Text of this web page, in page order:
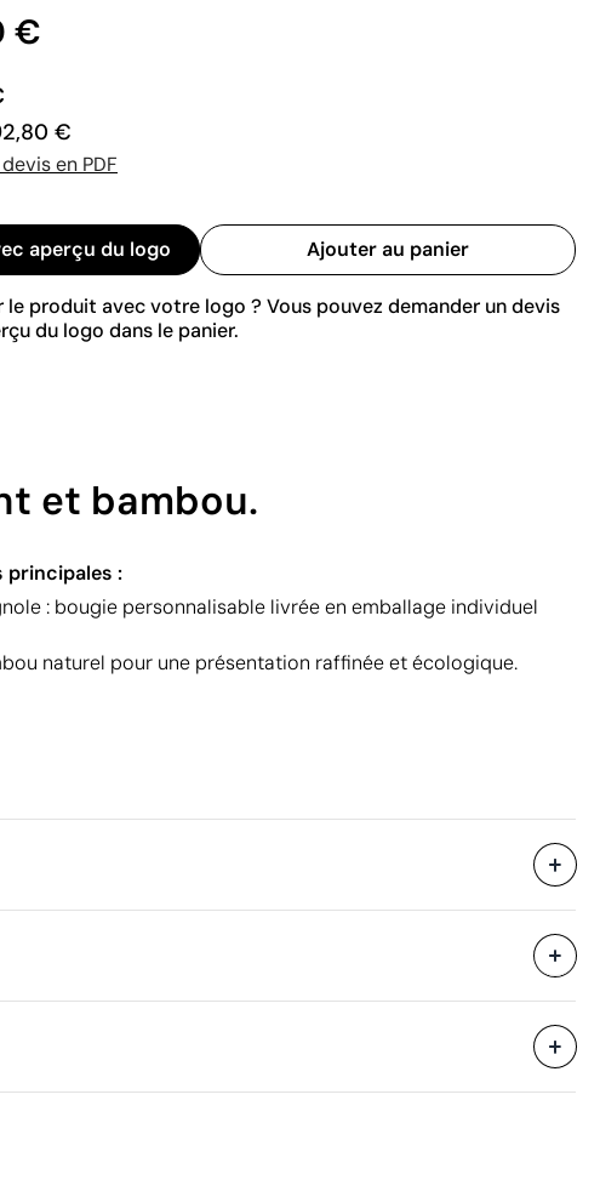
€
€
en PDF
aperçu du logo Ajouter au panier
le produit avec votre logo ? Vous pouvez demander un devis
du logo dans le panier.
et bambou.
:
: bougie personnalisable livrée en emballage individuel
naturel pour une présentation raffinée et écologique.